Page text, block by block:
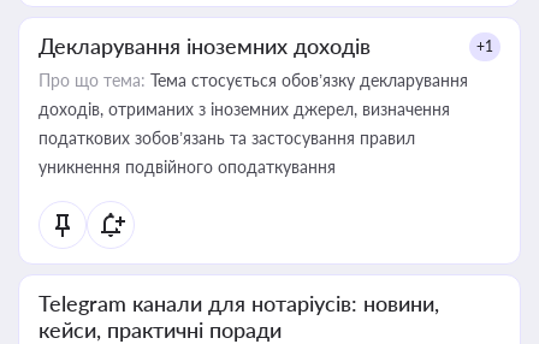
Декларування іноземних доходів +1
Про що тема: Тема стосується обов’язку декларування
доходів, отриманих з іноземних джерел, визначення
податкових зобов’язань та застосування правил
уникнення подвійного оподаткування
Telegram канали для нотаріусів: новини,
кейси, практичні поради